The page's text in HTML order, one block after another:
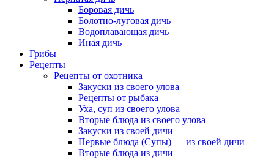
Боровая дичь
Болотно-луговая дичь
Водоплавающая дичь
Иная дичь
Грибы
Рецепты
Рецепты от охотника
Закуски из своего улова
Рецепты от рыбака
Уха, суп из своего улова
Вторые блюда из своего улова
Закуски из своей дичи
Первые блюда (Супы) — из своей дичи
Вторые блюда из дичи